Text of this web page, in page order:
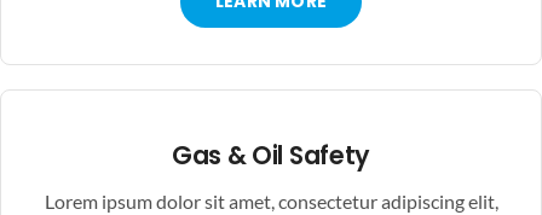
Gas & Oil Safety
Lorem ipsum dolor sit amet, consectetur adipiscing elit,